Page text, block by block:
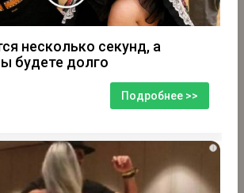
несколько секунд, а
будете долго
Подробнее >>
i